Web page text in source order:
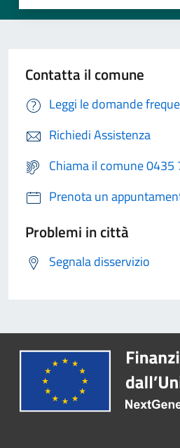
Contatta il comune
Leggi le domande
Richiedi Assistenza
Chiama il comune 0435
Prenota un
Problemi in città
Segnala disservizio